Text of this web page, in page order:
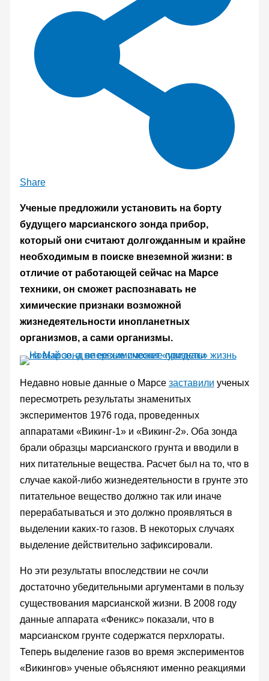
Share
Ученые предложили установить на борту
будущего марсианского зонда прибор,
который они считают долгожданным и крайне
необходимым в поиске внеземной жизни: в
отличие от работающей сейчас на Марсе
техники, он сможет распознавать не
химические признаки возможной
жизнедеятельности инопланетных
организмов, а сами организмы.
Недавно новые данные о Марсе заставили ученых
пересмотреть результаты знаменитых
экспериментов 1976 года, проведенных
аппаратами «Викинг-1» и «Викинг-2». Оба зонда
брали образцы марсианского грунта и вводили в
них питательные вещества. Расчет был на то, что в
случае какой-либо жизнедеятельности в грунте это
питательное вещество должно так или иначе
перерабатываться и это должно проявляться в
выделении каких-то газов. В некоторых случаях
выделение действительно зафиксировали.
Но эти результаты впоследствии не сочли
достаточно убедительными аргументами в пользу
существования марсианской жизни. В 2008 году
данные аппарата «Феникс» показали, что в
марсианском грунте содержатся перхлораты.
Теперь выделение газов во время экспериментов
«Викингов» ученые объясняют именно реакциями